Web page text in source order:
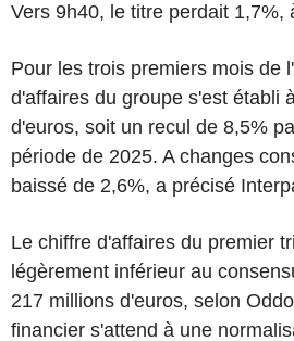
Vers 9h40, le titre perdait 1,7%,
Pour les trois premiers mois de
d'affaires du groupe s'est établi
d'euros, soit un recul de 8,5%
période de 2025. A changes
baissé de 2,6%, a précisé
Le chiffre d'affaires du premier
légèrement inférieur au
217 millions d'euros, selon
financier s'attend à une